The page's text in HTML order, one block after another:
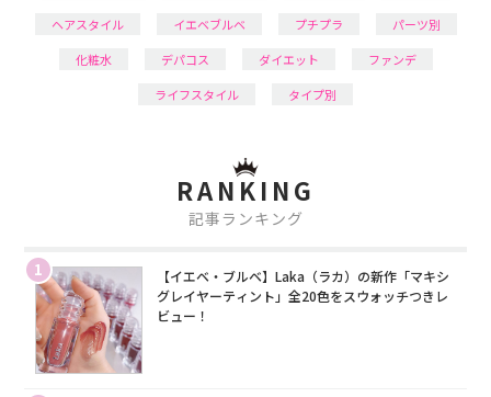
ヘアスタイル
イエベブルベ プチプラ
パーツ別
化粧水
デパコス ダイエット
ファンデ
ライフスタイル
タイプ別
RANKING
記事ランキング
1
【イエベ・ブルベ】Laka（ラカ）の新作「マキシ
グレイヤーティント」全20色をスウォッチつきレ
ビュー！